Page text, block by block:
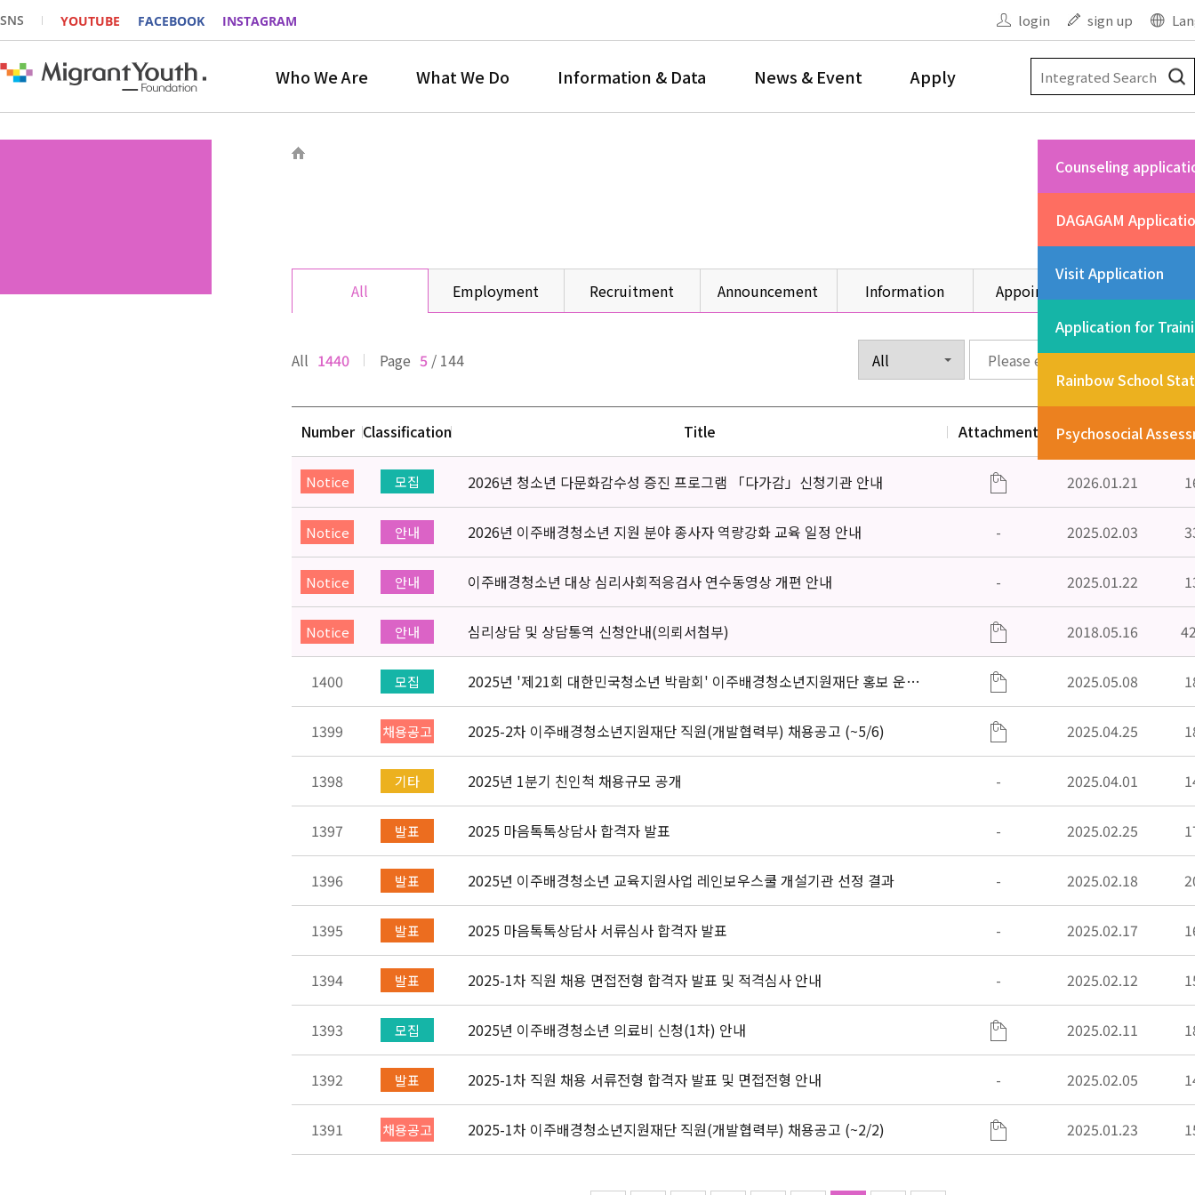
SNS YOUTUBE FACEBOOK INSTAGRAM login sign up
Who We Are What We Do Information & Data News & Event Apply
Counseling
DAGAGAM
Visit Application
Application for
Rainbow School
Psychosocial
All Employment Recruitment Announcement Information Appointment
All 1440 Page 5 / 144
Number Classification Title Attachment Date
Notice 모집 2026년 청소년 다문화감수성 증진 프로그램 「다가감」신청기관 안내 2026.01.21
Notice 안내 2026년 이주배경청소년 지원 분야 종사자 역량강화 교육 일정 안내 - 2025.02.03
Notice 안내 이주배경청소년 대상 심리사회적응검사 연수동영상 개편 안내 - 2025.01.22
Notice 안내 심리상담 및 상담통역 신청안내(의뢰서첨부) 2018.05.16
1400 모집
2025년 '제21회 대한민국청소년 박람회' 이주배경청소년지원재단 홍보 운영
부스 자원봉사자 신청·접수
2025.05.08
1399 채용공고 2025-2차 이주배경청소년지원재단 직원(개발협력부) 채용공고 (~5/6) 2025.04.25
1398 기타 2025년 1분기 친인척 채용규모 공개 - 2025.04.01
1397 발표 2025 마음톡톡상담사 합격자 발표 - 2025.02.25
1396 발표 2025년 이주배경청소년 교육지원사업 레인보우스쿨 개설기관 선정 결과 - 2025.02.18
1395 발표 2025 마음톡톡상담사 서류심사 합격자 발표 - 2025.02.17
1394 발표 2025-1차 직원 채용 면접전형 합격자 발표 및 적격심사 안내 - 2025.02.12
1393 모집 2025년 이주배경청소년 의료비 신청(1차) 안내 2025.02.11
1392 발표 2025-1차 직원 채용 서류전형 합격자 발표 및 면접전형 안내 - 2025.02.05
1391 채용공고 2025-1차 이주배경청소년지원재단 직원(개발협력부) 채용공고 (~2/2) 2025.01.23